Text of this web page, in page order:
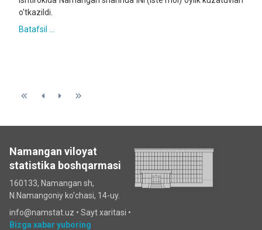
o'tkazildi.
Batafsil ...
Namangan viloyat
statistika boshqarmasi
160133, Namangan sh,
N.Namangoniy ko'chasi, 14-uy.
info@namstat.uz • Sayt xaritasi •
Bizga xabar yuboring